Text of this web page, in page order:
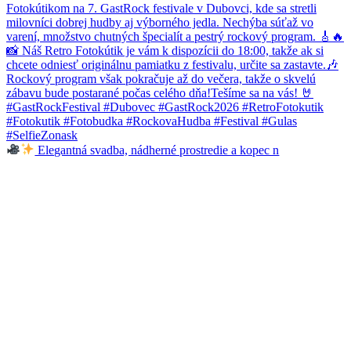
Elegantná svadba, nádherné prostredie a kopec n